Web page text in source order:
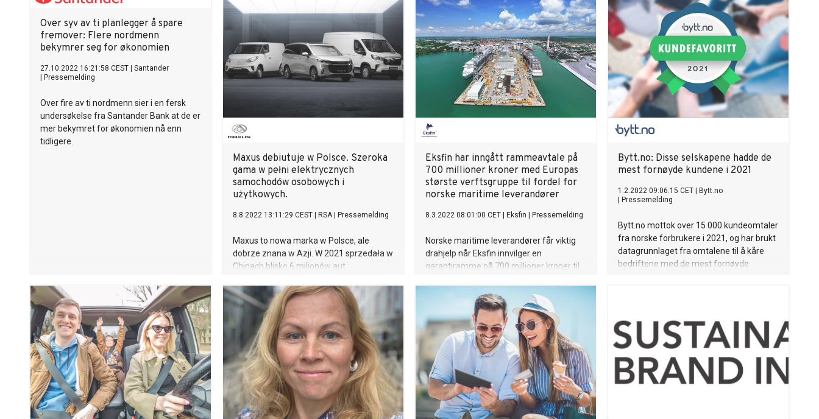
gruveindustrien.
Over syv av ti planlegger å spare
fremover: Flere nordmenn
bekymrer seg for økonomien
27.10.2022 16:21:58 CEST
Santander
Pressemelding
Over fire av ti nordmenn sier i en fersk
undersøkelse fra Santander Bank at de er
mer bekymret for økonomien nå enn
tidligere.
Maxus debiutuje w Polsce. Szeroka
gama w pełni elektrycznych
samochodów osobowych i
użytkowych.
8.8.2022 13:11:29 CEST RSA| Pressemelding
Maxus to nowa marka w Polsce, ale
dobrze znana w Azji. W 2021 sprzedała w
Chinach blisko 6 milionów aut
kilku rynkach. Teraz nadszedł czas na
oficjalne przedstawicielstwo nad Wisłą,
gdzie potencjał rozwoju
elektromobilności jest wysoki. W Polsce
oferta Maxus obejmuje cztery ważne
segmenty. Ma ofertę dopasowaną
zarówno dla klienta indywidualnego, jak i
przedsiębiorcy.
Eksfin har inngått rammeavtale på
700 millioner kroner med Europas
største verftsgruppe til fordel for
norske maritime leverandører
8.3.2022 08:01:00 CET Eksfin Pressemelding
Norske maritime leverandører får viktig
drahjelp når Eksfin innvilger en
garantiramme på 700 millioner kroner til
verdensledende verftsgruppen kan nå
øke sine maritime utstyrs- og
tjenestekjøp fra norske leverandører
ytterligere
Bytt.no: Disse selskapene hadde de
mest fornøyde kundene i 2021
1.2.2022 09:06:15 CET
Bytt.no
Pressemelding
Bytt.no mottok over 15 000 kundeomtaler
fra norske forbrukere i 2021, og har brukt
datagrunnlaget fra omtalene til å kåre
bedriftene med de mest fornøyde